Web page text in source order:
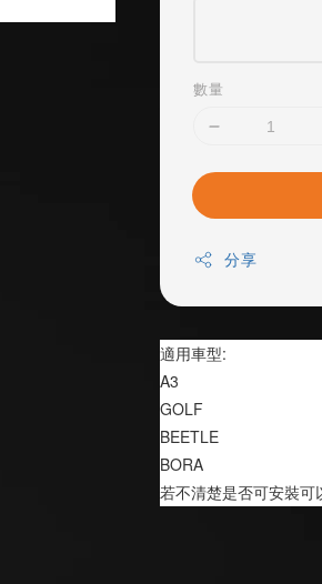
數量
分享
適用車型:
A3
GOLF
BEETLE
BORA
若不清楚是否可安裝可